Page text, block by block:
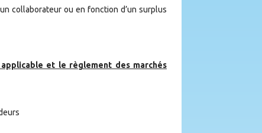
collaborateur ou en fonction d’un surplus
et le règlement des marchés